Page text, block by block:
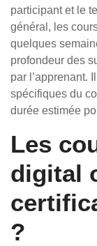
participant et le
général, les
quelques
profondeur des
par l’apprenant.
spécifiques du
durée estimée
Les
digital
?